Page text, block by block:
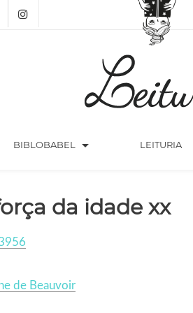
BIBLOBABEL arrow_drop_down LEITURIA
da idade xx
de Beauvoir